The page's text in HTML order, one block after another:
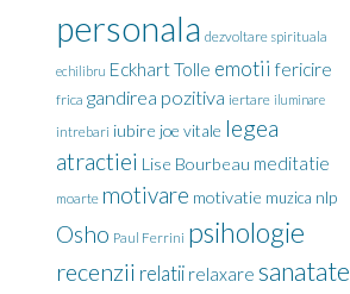
personala dezvoltare spirituala
echilibru Eckhart Tolle emotii fericire
frica gandirea pozitiva iertare iluminare
intrebari iubire joe vitale legea
atractiei Lise Bourbeau meditatie
moarte motivare motivatie muzica nlp
Osho Paul Ferrini psihologie
recenzii relatii relaxare sanatate